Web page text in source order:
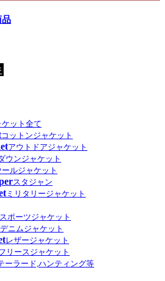
品
ケット全て
コットンジャケット
アウトドアジャケット
ウンジャケット
ールジャケット
スタジャン
ミリタリージャケット
スポーツジャケット
デニムジャケット
レザージャケット
リースジャケット
ーラード,ハンティング等